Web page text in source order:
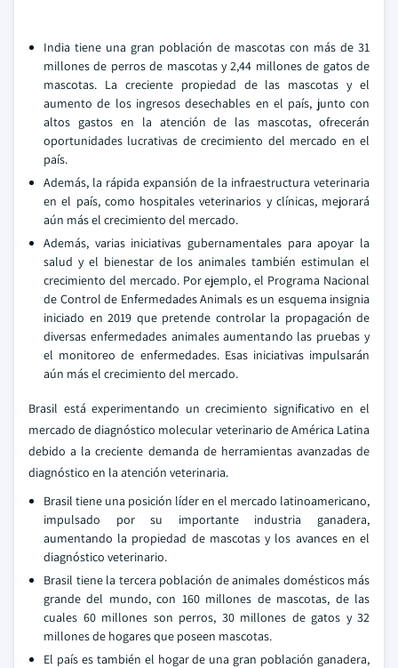
India tiene una gran población de mascotas con más de 31
millones de perros de mascotas y 2,44 millones de gatos de
mascotas. La creciente propiedad de las mascotas y el
aumento de los ingresos desechables en el país, junto con
altos gastos en la atención de las mascotas, ofrecerán
oportunidades lucrativas de crecimiento del mercado en el
país.
Además, la rápida expansión de la infraestructura veterinaria
en el país, como hospitales veterinarios y clínicas, mejorará
aún más el crecimiento del mercado.
Además, varias iniciativas gubernamentales para apoyar la
salud y el bienestar de los animales también estimulan el
crecimiento del mercado. Por ejemplo, el Programa Nacional
de Control de Enfermedades Animals es un esquema insignia
iniciado en 2019 que pretende controlar la propagación de
diversas enfermedades animales aumentando las pruebas y
el monitoreo de enfermedades. Esas iniciativas impulsarán
aún más el crecimiento del mercado.
Brasil está experimentando un crecimiento significativo en el
mercado de diagnóstico molecular veterinario de América Latina
debido a la creciente demanda de herramientas avanzadas de
diagnóstico en la atención veterinaria.
Brasil tiene una posición líder en el mercado latinoamericano,
impulsado por su importante industria ganadera,
aumentando la propiedad de mascotas y los avances en el
diagnóstico veterinario.
Brasil tiene la tercera población de animales domésticos más
grande del mundo, con 160 millones de mascotas, de las
cuales 60 millones son perros, 30 millones de gatos y 32
millones de hogares que poseen mascotas.
El país es también el hogar de una gran población ganadera,